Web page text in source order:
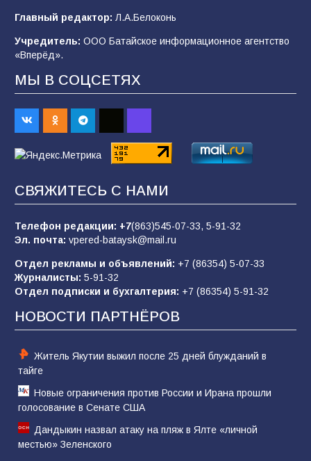
после выборов: в Госдуме дали ответ
103 06.08.2026
В детском саду № 35 дети освоили
строительные профессии в ходе
спортивного праздника
07.08.2026
«Слухами Москву не возьмёшь»: почему
заявления Киева о мобилизации — это
отчаяние, а не разведка
83 02.08.2026
Командовал боем до последнего: герой
60 05.08.2026
Главный редактор: Л.А.Белоконь
Учредитель: ООО Батайское информационное агентство
«Вперёд».
МЫ В СОЦСЕТЯХ
СВЯЖИТЕСЬ С НАМИ
Телефон редакции: +7(863)545-07-33, 5-91-32
Эл. почта: vpered-bataysk@mail.ru
Отдел рекламы и объявлений: +7 (86354) 5-07-33
Журналисты: 5-91-32
Отдел подписки и бухгалтерия: +7 (86354) 5-91-32
НОВОСТИ ПАРТНЁРОВ
Житель Якутии выжил после 25 дней блужданий в
тайге
Новые ограничения против России и Ирана прошли
голосование в Сенате США
Дандыкин назвал атаку на пляж в Ялте «личной
местью» Зеленского